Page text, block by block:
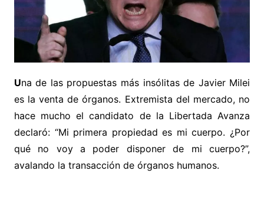
Una de las propuestas más insólitas de Javier Milei
es la venta de órganos. Extremista del mercado, no
hace mucho el candidato de la Libertada Avanza
declaró: “Mi primera propiedad es mi cuerpo. ¿Por
qué no voy a poder disponer de mi cuerpo?”,
avalando la transacción de órganos humanos.